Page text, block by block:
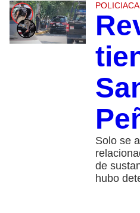
POLICIACA
Solo se
de
hubo